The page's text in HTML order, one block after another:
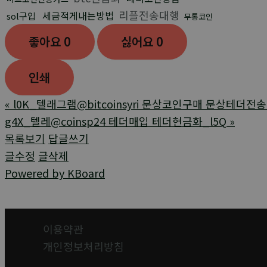
sol구입 세금적게내는방법 리플전송대행 무통코인
좋아요 0 싫어요 0
인쇄
« l0K_텔래그램@bitcoinsyri 문상코인구매 문상테더전
g4X_텔레@coinsp24 테더매입 테더현금화_l5Q »
목록보기 답글쓰기
글수정 글삭제
Powered by KBoard
이용약관
개인정보처리방침